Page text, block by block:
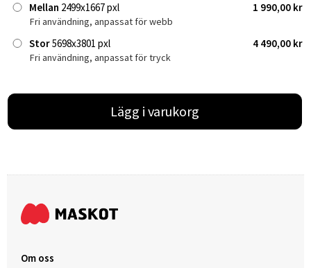
Mellan 2499x1667 pxl 1 990,00 kr
Fri användning, anpassat för webb
Stor5698x3801 pxl 4 490,00 kr
Fri användning, anpassat för tryck
Lägg i varukorg
Om oss